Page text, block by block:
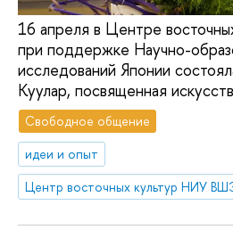
16 апреля в Центре
при поддержке Научно-
исследований Японии
Куулар, посвященная
Свободное общение
идеи и опыт
Центр восточных культур НИУ